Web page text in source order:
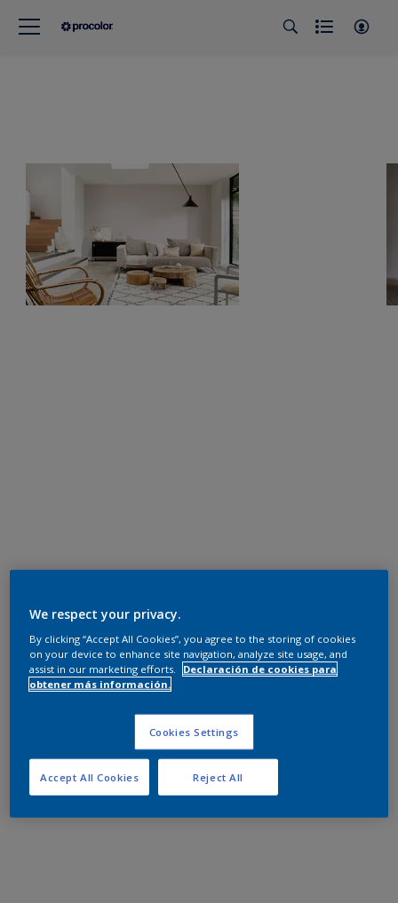
We respect your privacy.
By clicking “Accept All Cookies”, you agree to the storing of cookies
on your device to enhance site navigation, analyze site usage, and
assist in our marketing efforts.
Declaración de cookies para
obtener más información.
Cookies Settings
Reject All
Accept All Cookies